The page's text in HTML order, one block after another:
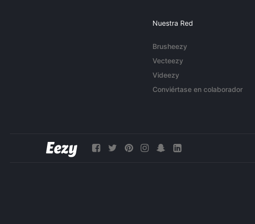
Nuestra Red
Brusheezy
Vecteezy
Videezy
Conviértase en colaborador